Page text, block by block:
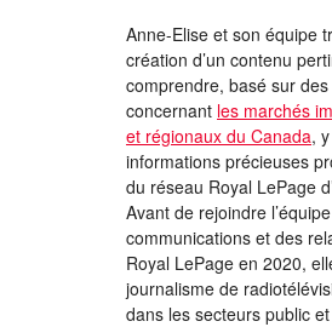
Anne-Elise et son équipe
création d’un contenu
comprendre, basé sur
concernant les marchés
et régionaux du Canada,
informations précieuses
du réseau Royal LePage
Avant de rejoindre
communications et des
Royal LePage en 2020,
journalisme de
dans les secteurs public